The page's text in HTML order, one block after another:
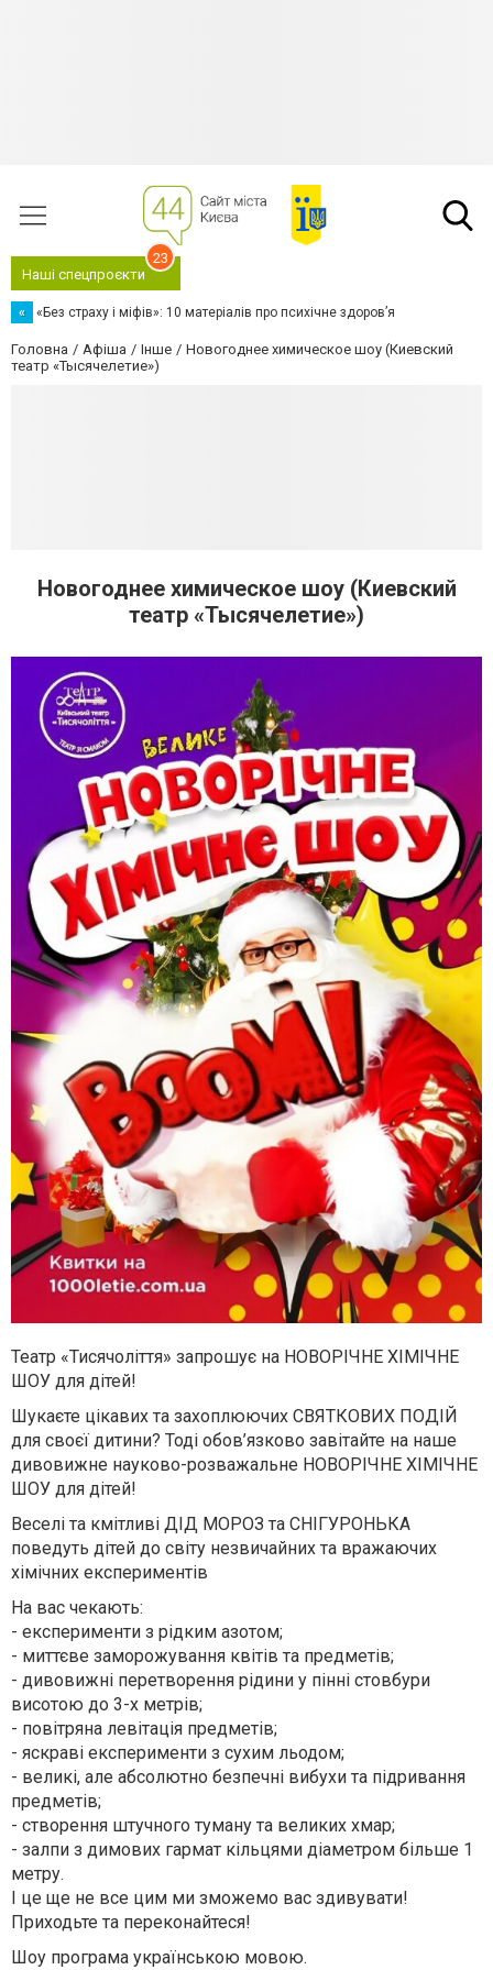
Наші спецпроєкти
23
« «Без страху і міфів»: 10 матеріалів про психічне здоров’я
Головна Афіша Інше
Новогоднее химическое шоу (Киевский
театр «Тысячелетие»)
Новогоднее химическое шоу (Киевский
театр «Тысячелетие»)
Театр «Тисячоліття» запрошує на НОВОРІЧНЕ ХІМІЧНЕ
ШОУ для дітей!
Шукаєте цікавих та захоплюючих СВЯТКОВИХ ПОДІЙ
для своєї дитини? Тоді обов’язково завітайте на наше
дивовижне науково-розважальне НОВОРІЧНЕ ХІМІЧНЕ
ШОУ для дітей!
Веселі та кмітливі ДІД МОРОЗ та СНІГУРОНЬКА
поведуть дітей до світу незвичайних та вражаючих
хімічних експериментів
На вас чекають:
- експерименти з рідким азотом;
- миттєве заморожування квітів та предметів;
- дивовижні перетворення рідини у пінні стовбури
висотою до 3-х метрів;
- повітряна левітація предметів;
- яскраві експерименти з сухим льодом;
- великі, але абсолютно безпечні вибухи та підривання
предметів;
- створення штучного туману та великих хмар;
- залпи з димових гармат кільцями діаметром більше 1
метру.
І це ще не все цим ми зможемо вас здивувати!
Приходьте та переконайтеся!
Шоу програма українською мовою.